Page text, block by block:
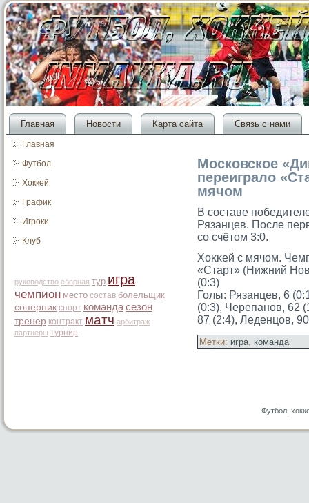
Главная Новости Карта сайта Связь с нами
Главная
Футбол
Хоккей
График
Игроки
Клуб
руководство сборная тур игра
чемпион место состав болельщик
соперник спорт командасезон
тренер контракт матч арбитраж
партнеры турнир
Московское
переиграло
мячом
В составе
Рязанцев. После
со счётом 3:0.
Хоκκей с мячом.
«Старт» (Нижний
(0:3)
Голы: Рязанцев, 6
(0:3), Черепанов, 62
87 (2:4), Леденцов,
Метки: игра, команда
Футбол,